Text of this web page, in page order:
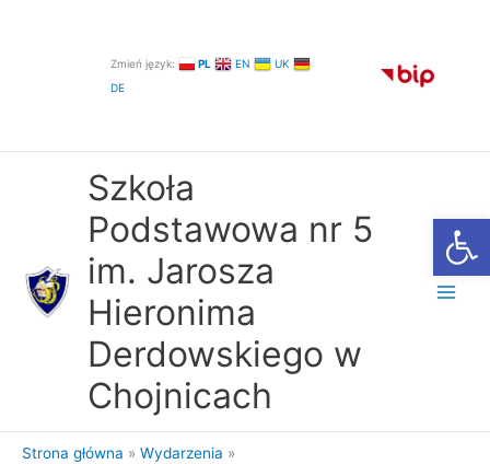
Zmień język: PL EN
UK
DE
Szkoła
Podstawowa nr 5
im. Jarosza
Hieronima
Derdowskiego w
Chojnicach
Strona główna
Wydarzenia